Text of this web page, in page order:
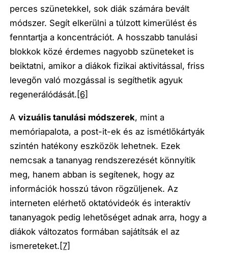
perces szünetekkel, sok diák számára bevált
módszer. Segít elkerülni a túlzott kimerülést és
fenntartja a koncentrációt. A hosszabb tanulási
blokkok közé érdemes nagyobb szüneteket is
beiktatni, amikor a diákok fizikai aktivitással, friss
levegőn való mozgással is segíthetik agyuk
regenerálódását. [6]
Avizuális tanulási módszerek, mint a
memóriapalota, a post-it-ek és az ismétlőkártyák
szintén hatékony eszközök lehetnek. Ezek
nemcsak a tananyag rendszerezését könnyítik
meg, hanem abban is segítenek, hogy az
információk hosszú távon rögzüljenek. Az
interneten elérhető oktatóvideók és interaktív
tananyagok pedig lehetőséget adnak arra, hogy a
diákok változatos formában sajátítsák el az
ismereteket. [7]